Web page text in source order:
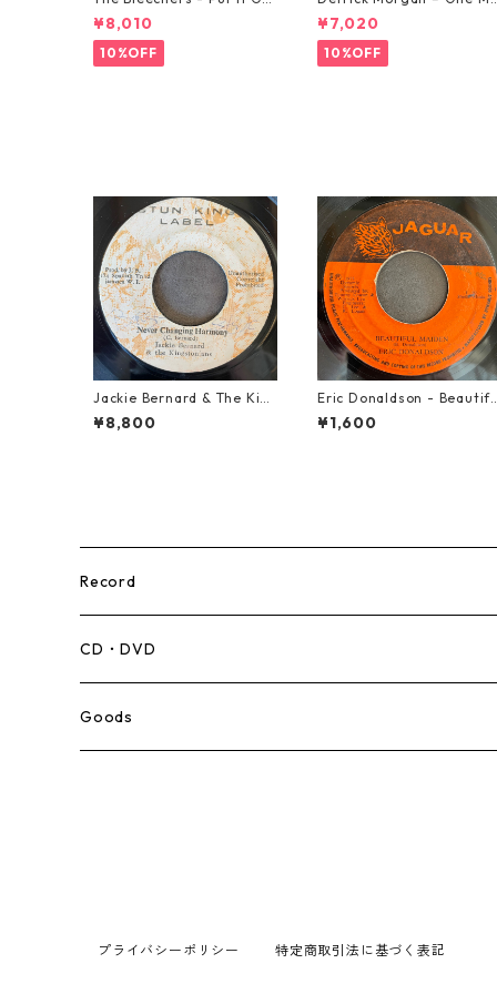
od 【7-21637】
¥8,010
10%OFF
rning In May【7-21653】
¥7,020
10%OFF
Jackie Bernard & The Kin
gstonians - Never Changi
ng Harmony【7-21948】
¥8,800
Eric Donaldson -
l Maiden【7-21788】
¥1,600
Record
Mento,Calypso,Ballad
Ska
CD・DVD
Goods
プライバシーポリシー 特定商取引法に基づく表記